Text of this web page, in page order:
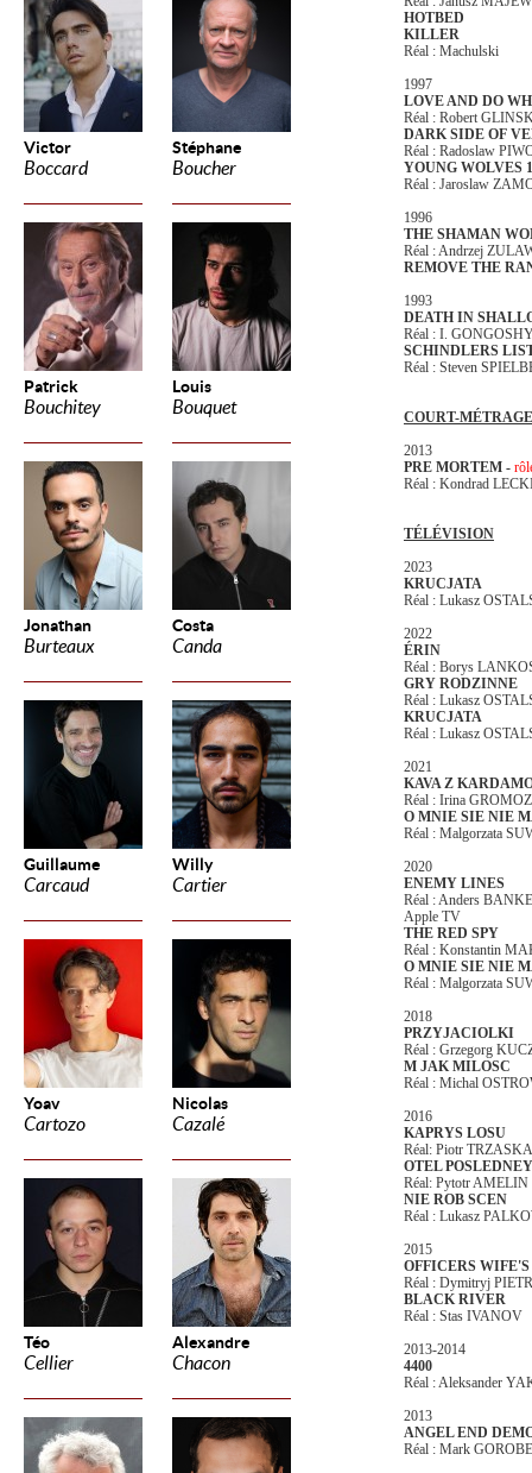
Victor
Boccard
Stéphane
Boucher
Patrick
Bouchitey
Louis
Bouquet
Jonathan
Burteaux
Costa
Canda
Guillaume
Carcaud
Willy
Cartier
Yoav
Cartozo
Nicolas
Cazalé
Téo
Cellier
Alexandre
Chacon
HOTBED
KILLER
Réal : Machulski
1997
LOVE AND DO
Réal : Robert
DARK SIDE OF
Réal : Radoslaw
YOUNG WOLVES
Réal : Jaroslaw
1996
THE SHAMAN
Réal : Andrzej
REMOVE THE
1993
DEATH IN
Réal : I.
SCHINDLERS
Réal : Steven
COURT-MÉTRAGE
2013
PRE MORTEM -
Réal : Kondrad
TÉLÉVISION
2023
KRUCJATA
Réal : Lukasz
2022
ÉRIN
Réal : Borys
GRY RODZINNE
Réal : Lukasz
KRUCJATA
Réal : Lukasz
2021
KAVA Z
Réal : Irina
O MNIE SIE NIE
Réal : Malgorzata
2020
ENEMY LINES
Réal : Anders BANKE
Apple TV
THE RED SPY
Réal : Konstantin
O MNIE SIE NIE
Réal : Malgorzata
2018
PRZYJACIOLKI
Réal : Grzegorg
M JAK MILOSC
Réal : Michal
2016
KAPRYS LOSU
Réal: Piotr
OTEL
Réal: Pytotr AMELIN
NIE ROB SCEN
Réal : Lukasz
2015
OFFICERS
Réal : Dymitryj
BLACK RIVER
Réal : Stas IVANOV
2013-2014
4400
Réal : Aleksander
2013
ANGEL END
Réal : Mark